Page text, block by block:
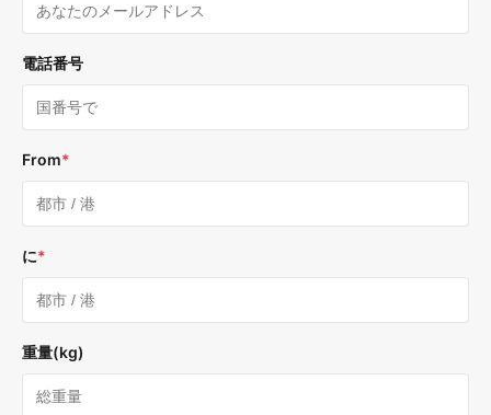
電話番号
From*
に*
重量(kg)